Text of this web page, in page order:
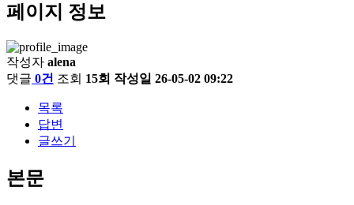
페이지 정보
작성자 alena
댓글 0건 조회 15회 작성일 26-05-02 09:22
목록
답변
글쓰기
본문